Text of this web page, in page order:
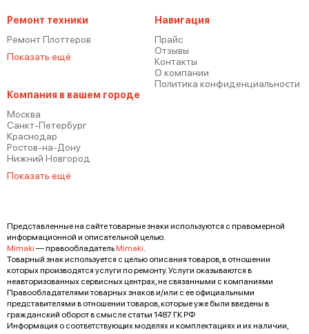
Mimaki UCJV300-107
Mimaki CJV150-130
Ремонт техники
Ремонт Плоттеров
Показать ещё
Компания в вашем городе
Москва
Санкт-Петербург
Краснодар
Ростов-на-Дону
Нижний Новгород
Показать ещё
Навигация
Прайс
Отзывы
Контакты
О компании
Политика конфиденциальности
Представленные на сайте товарные знаки используются с правомерной
информационной и описательной целью.
Mimaki — правообладательMimaki.
Товарный знак используется с целью описания товаров, в отношении
которых производятся услуги по ремонту. Услуги оказываются в
неавторизованных сервисных центрах, не связанными с компаниями
Правообладателями товарных знаков и/или с ее официальными
представителями в отношении товаров, которые уже были введены в
гражданский оборот в смысле статьи 1487 ГК РФ
Информация о соответствующих моделях и комплектациях и их наличии,